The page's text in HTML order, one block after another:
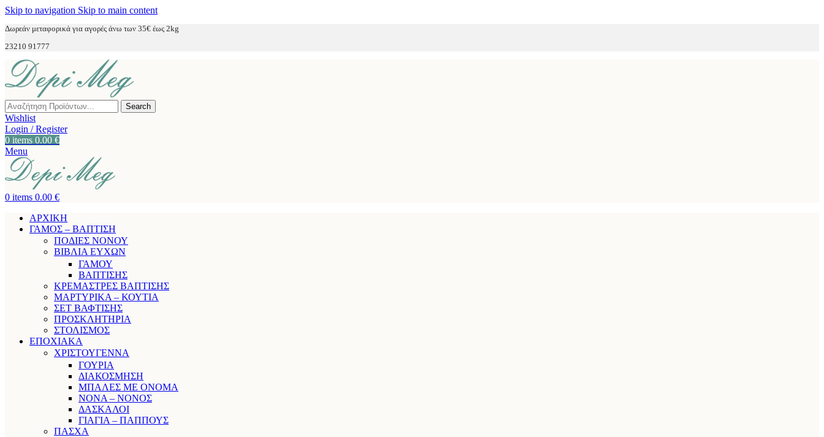
Skip to navigation Skip to main content
Δωρεάν μεταφορικά για αγορές άνω των 35€ έως 2kg
23210 91777
Search
Wishlist
Login / Register
0 items 0.00 €
Menu
0 items 0.00 €
ΑΡΧΙΚΗ
ΓΑΜΟΣ – ΒΑΠΤΙΣΗ
ΠΟΔΙΕΣ ΝΟΝΟΥ
ΒΙΒΛΙΑ ΕΥΧΩΝ
ΓΑΜΟΥ
ΒΑΠΤΙΣΗΣ
ΚΡΕΜΑΣΤΡΕΣ ΒΑΠΤΙΣΗΣ
ΜΑΡΤΥΡΙΚΑ – ΚΟΥΤΙΑ
ΣΕΤ ΒΑΦΤΙΣΗΣ
ΠΡΟΣΚΛΗΤΗΡΙΑ
ΣΤΟΛΙΣΜΟΣ
ΕΠΟΧΙΑΚΑ
ΧΡΙΣΤΟΥΓΕΝΝΑ
ΓΟΥΡΙΑ
ΔΙΑΚΟΣΜΗΣΗ
ΜΠΑΛΕΣ ΜΕ ΟΝΟΜΑ
ΝΟΝΑ – ΝΟΝΟΣ
ΔΑΣΚΑΛΟΙ
ΓΙΑΓΙΑ – ΠΑΠΠΟΥΣ
ΠΑΣΧΑ